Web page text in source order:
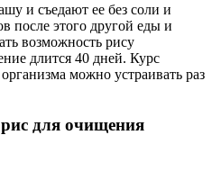
и съедают ее без соли и
после этого другой еды и
возможность рису
длится 40 дней. Курс
можно устраивать раз
для очищения